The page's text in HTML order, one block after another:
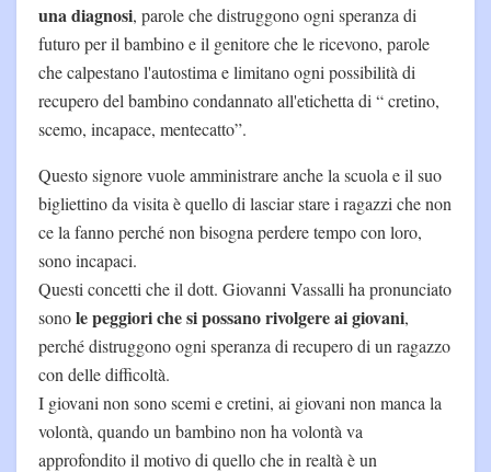
una diagnosi, parole che distruggono ogni speranza di
futuro per il bambino e il genitore che le ricevono, parole
che calpestano l'autostima e limitano ogni possibilità di
recupero del bambino condannato all'etichetta di “ cretino,
scemo, incapace, mentecatto”.
Questo signore vuole amministrare anche la scuola e il suo
bigliettino da visita è quello di lasciar stare i ragazzi che non
ce la fanno perché non bisogna perdere tempo con loro,
sono incapaci.
Questi concetti che il dott. Giovanni Vassalli ha pronunciato
sonole peggiori che si possano rivolgere ai giovani,
perché distruggono ogni speranza di recupero di un ragazzo
con delle difficoltà.
I giovani non sono scemi e cretini, ai giovani non manca la
volontà, quando un bambino non ha volontà va
approfondito il motivo di quello che in realtà è un